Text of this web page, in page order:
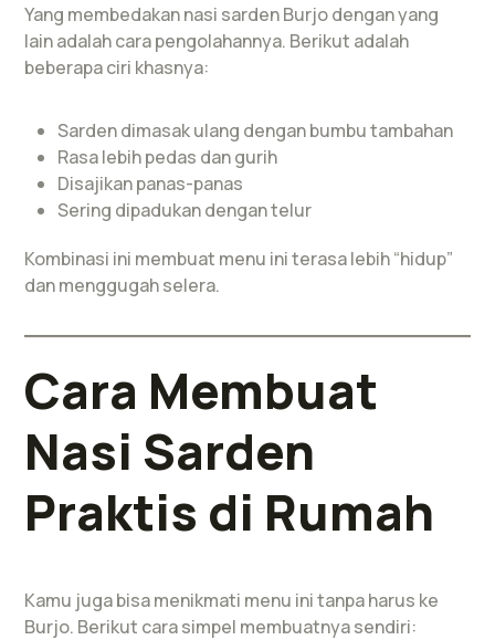
Yang membedakan nasi sarden Burjo dengan yang
lain adalah cara pengolahannya. Berikut adalah
beberapa ciri khasnya:
Sarden dimasak ulang dengan bumbu tambahan
Rasa lebih pedas dan gurih
Disajikan panas-panas
Sering dipadukan dengan telur
Kombinasi ini membuat menu ini terasa lebih “hidup”
dan menggugah selera.
Cara Membuat
Nasi Sarden
Praktis di Rumah
Kamu juga bisa menikmati menu ini tanpa harus ke
Burjo. Berikut cara simpel membuatnya sendiri: